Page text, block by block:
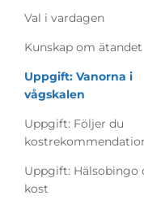
Val i vardagen
Kunskap om ätandet
Uppgift: Vanorna i
vågskalen
Uppgift: Följer du
Uppgift: Hälsobingo
kost